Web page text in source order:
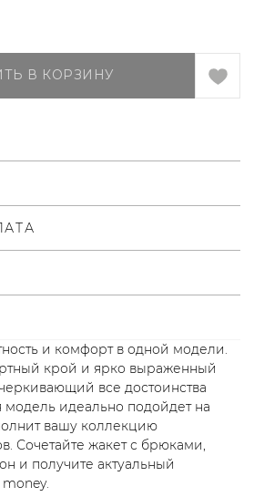
В КОРЗИНУ
и комфорт в одной модели.
крой и ярко выраженный
все достоинства
идеально подойдет на
вашу коллекцию
Сочетайте жакет с брюками,
и получите актуальный